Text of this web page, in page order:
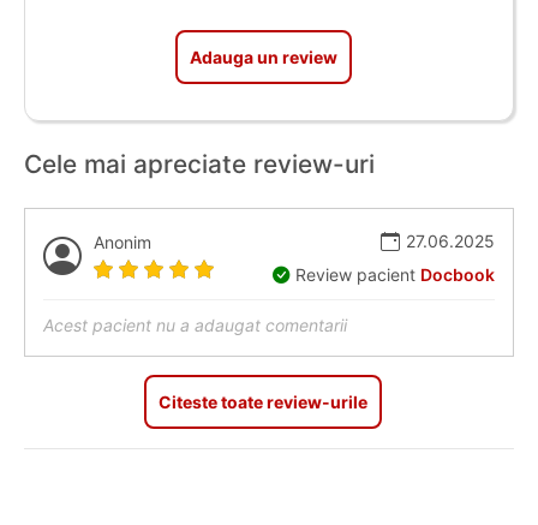
Adauga un review
Cele mai apreciate review-uri
Anonim
27.06.2025
Review pacient Docbook
Acest pacient nu a adaugat comentarii
Citeste toate review-urile